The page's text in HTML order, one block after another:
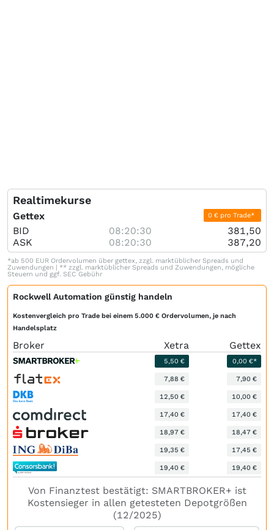
Realtimekurse
Gettex 0 € pro Trade*
BID 08:20:30
381,50
ASK
08:20:30 387,20
*ab 500 EUR Ordervolumen über gettex, zzgl. marktüblicher Spreads und
Zuwendungen | ** zzgl. marktüblicher Spreads und Zuwendungen, mögliche
Steuern und ggf. SEC Gebühr
Rockwell Automation günstig handeln
Kostenvergleich pro Trade bei einem 5.000 € Ordervolumen, je nach
Handelsplatz
Broker Xetra Gettex
5,50 € 0,00 €*
7,88 € 7,90 €
12,50 € 10,00 €
17,40 € 17,40 €
18,97 € 18,47 €
19,35 € 17,45 €
19,40 € 19,40 €
Von Finanztest bestätigt: SMARTBROKER+ ist
Kostensieger in allen getesteten Depotgrößen
(12/2025)